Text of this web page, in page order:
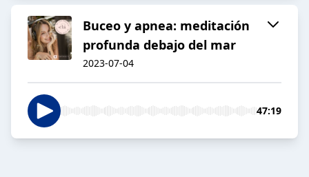
Buceo y apnea: meditación
profunda debajo del mar
2023-07-04
47:19